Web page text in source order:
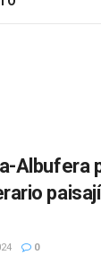
Albufera
0